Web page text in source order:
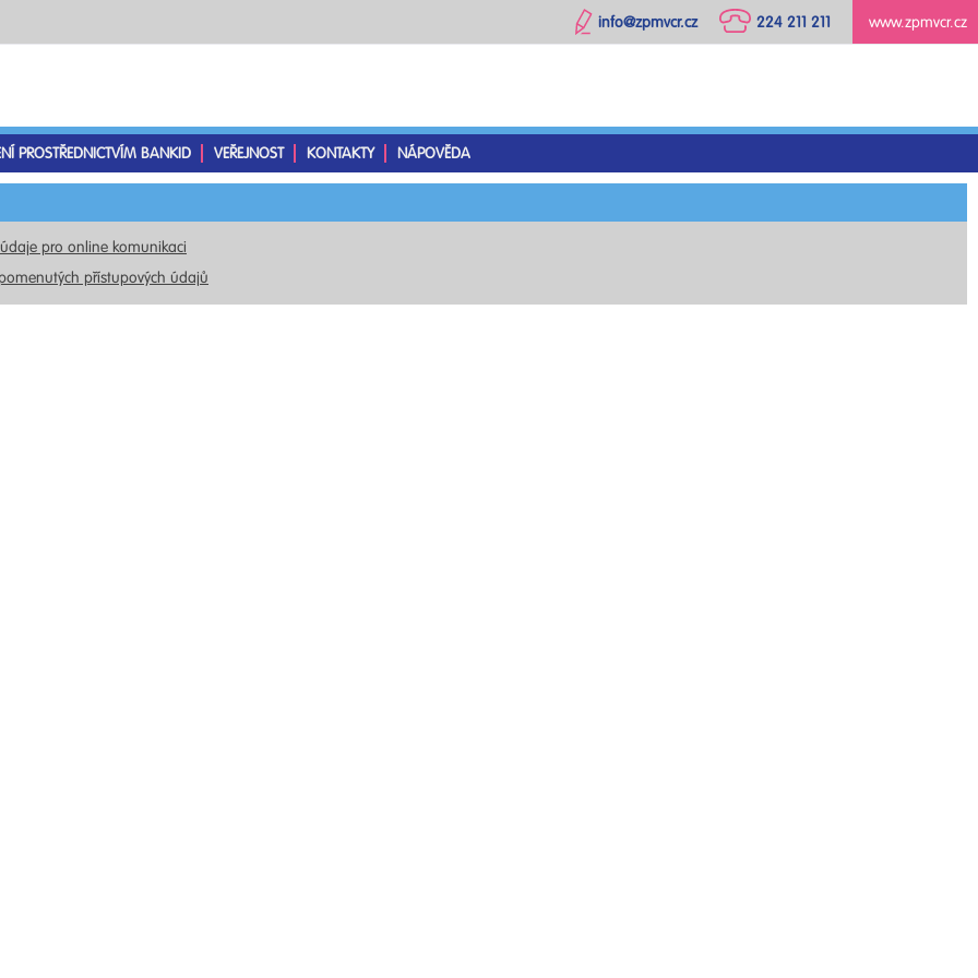
www.zpmvcr.cz
224 211 211
info@zpmvcr.cz
PROSTŘEDNICTVÍM BANKID VEŘEJNOST KONTAKTY NÁPOVĚDA
pro online komunikaci
přístupových údajů